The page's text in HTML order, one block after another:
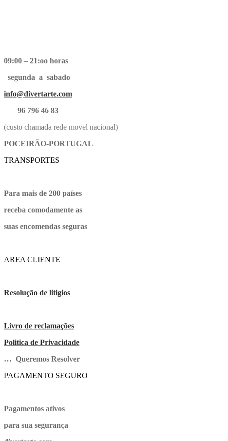
09:00 – 21:oo horas
segunda a sabado
info@divertarte.com
96 796 46 83
(custo chamada rede movel nacional)
POCEIRÃO-PORTUGAL
TRANSPORTES
Para mais de 200 países
receba comodamente as
suas encomendas seguras
AREA CLIENTE
Resolução de litigios
Livro de reclamações
Politica de Privacidade
… Queremos Resolver
PAGAMENTO SEGURO
Pagamentos ativos
para sua segurança